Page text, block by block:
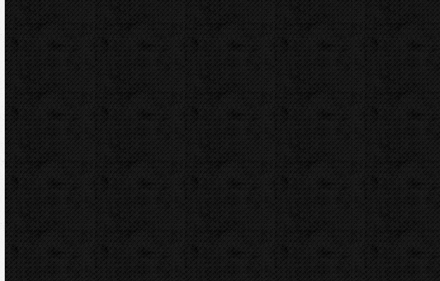
Příslušenství
Transportní boxy
Značky
BernzOmatiC
CBC
NIPO
REED
REMS